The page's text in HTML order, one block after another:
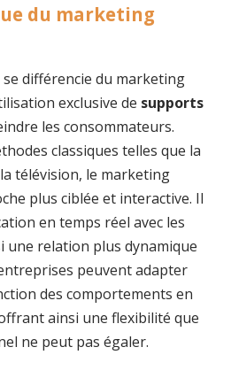
du marketing
se différencie du marketing
exclusive de supports
les consommateurs.
classiques telles que la
télévision, le marketing
plus ciblée et interactive. Il
en temps réel avec les
une relation plus dynamique
peuvent adapter
des comportements en
ainsi une flexibilité que
ne peut pas égaler.